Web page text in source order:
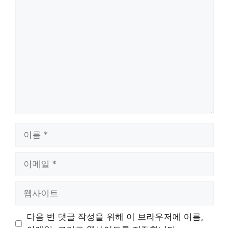
트
다음 번 댓글 작성을 위해 이 브라우저에 이름,